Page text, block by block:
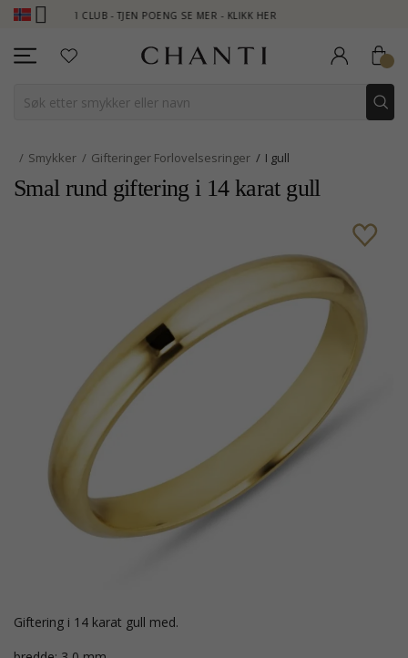
CLUB - TJEN POENG SE MER - KLIKK HER
Smykker Gifteringer Forlovelsesringer I gull
Smal rund giftering i 14 karat gull
giftering i 14 karat gull med.